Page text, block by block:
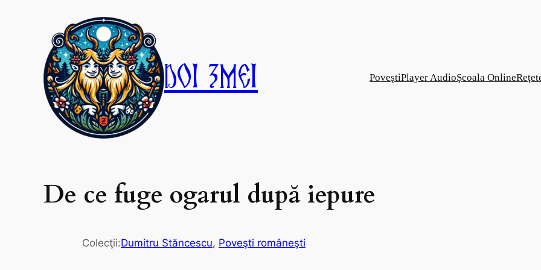
Doi Zmei PoveştiPlayer AudioŞcoala Online
De ce fuge ogarul după iepure
Colecţii:Dumitru Stăncescu, Poveşti româneşti